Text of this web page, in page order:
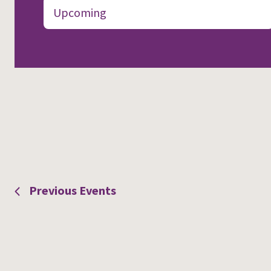
and
by
Keyword.
Upcoming
Previous Events